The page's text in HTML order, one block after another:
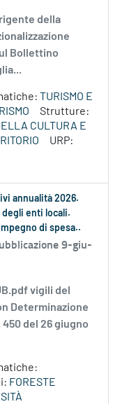
della
Bollettino
TURISMO E
Strutture:
CULTURA E
URP:
annualità 2026.
enti locali.
di spesa..
9-giu-
vigili del
Determinazione
450 del 26 giugno
FORESTE